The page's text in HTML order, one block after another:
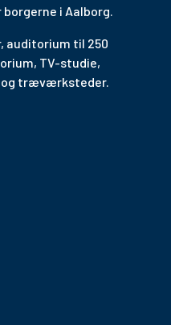
i Aalborg.
auditorium til 250
TV-studie,
og træværksteder.